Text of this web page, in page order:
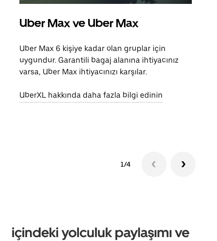
Uber Max ve Uber Max
Uber Max 6 kişiye kadar olan gruplar için
uygundur. Garantili bagaj alanına ihtiyacınız
varsa, Uber Max ihtiyacınızı karşılar.
UberXL hakkında daha fazla bilgi edinin
1/4
içindeki yolculuk paylaşımı ve